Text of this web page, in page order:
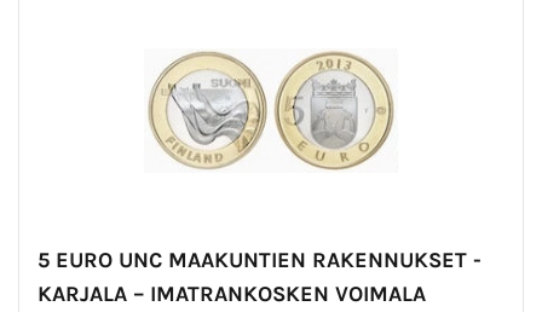
5 EURO UNC MAAKUNTIEN RAKENNUKSET -
KARJALA – IMATRANKOSKEN VOIMALA